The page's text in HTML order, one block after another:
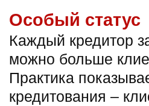
Особый статус
Каждый кредитор
можно больше
Практика
кредитования –